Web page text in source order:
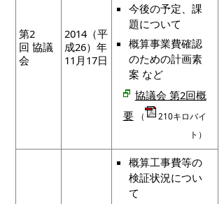
第2
回 協議
会
2014（平
成26）年
11月17日
今後の予定、課
題について
概算事業費確認
のための計画素
案 など
協議会 第2回概
要
（
210キロバイ
ト）
概算工事費等の
検証状況につい
て